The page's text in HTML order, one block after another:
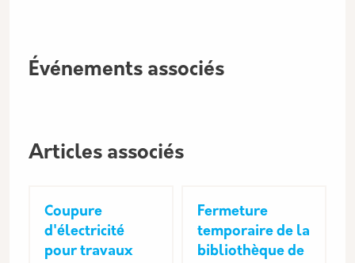
Événements associés
Articles associés
Coupure
d'électricité
pour travaux
Fermeture
temporaire de la
bibliothèque de